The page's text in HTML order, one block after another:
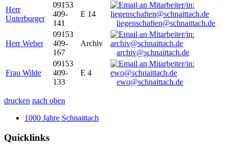
Herr
Unterburger
09153
409-
141
E 14
liegenschaften@schnaittach.de
Herr Weber
09153
409-
167
Archiv
archiv@schnaittach.de
Frau Wilde
09153
409-
133
E 4
ewo@schnaittach.de
drucken nach oben
1000 Jahre Schnaittach
Quicklinks